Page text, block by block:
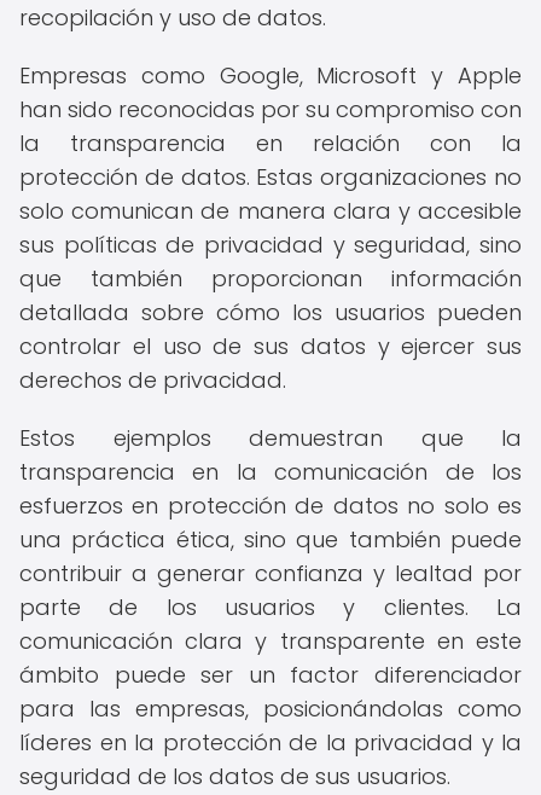
recopilación y uso de datos.
Empresas como Google, Microsoft y Apple
han sido reconocidas por su compromiso con
la transparencia en relación con la
protección de datos. Estas organizaciones no
solo comunican de manera clara y accesible
sus políticas de privacidad y seguridad, sino
que también proporcionan información
detallada sobre cómo los usuarios pueden
controlar el uso de sus datos y ejercer sus
derechos de privacidad.
Estos ejemplos demuestran que la
transparencia en la comunicación de los
esfuerzos en protección de datos no solo es
una práctica ética, sino que también puede
contribuir a generar confianza y lealtad por
parte de los usuarios y clientes. La
comunicación clara y transparente en este
ámbito puede ser un factor diferenciador
para las empresas, posicionándolas como
líderes en la protección de la privacidad y la
seguridad de los datos de sus usuarios.